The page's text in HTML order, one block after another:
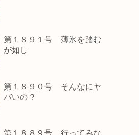
第１８９１号 薄氷を踏む
が如し
第１８９０号 そんなにヤ
バいの？